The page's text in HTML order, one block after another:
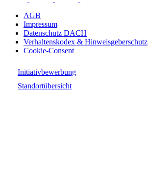
AGB
Impressum
Datenschutz DACH
Verhaltenskodex & Hinweisgeberschutz
Cookie-Consent
Initiativbewerbung
Standortübersicht